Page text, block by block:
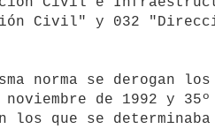
Civil" y 032
norma se derogan
de 1992 y
los que se